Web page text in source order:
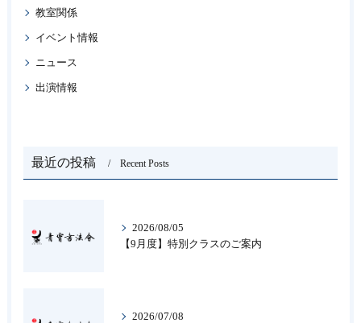
教室関係
イベント情報
ニュース
出演情報
最近の投稿 Recent Posts
2026/08/05
【9月度】特別クラスのご案内
2026/07/08